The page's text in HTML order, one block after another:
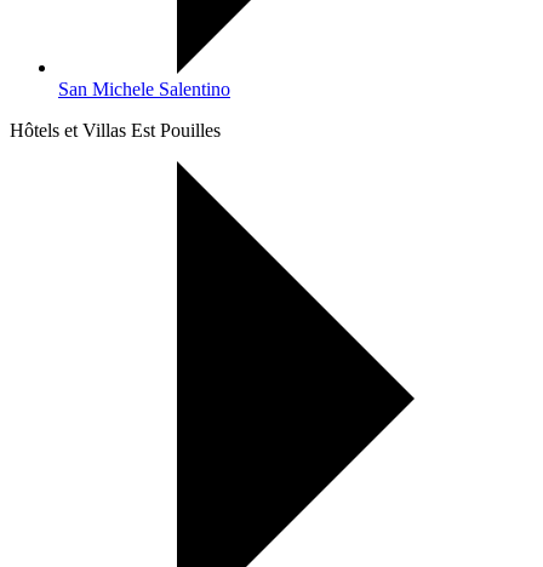
San Michele Salentino
Hôtels et Villas Est Pouilles